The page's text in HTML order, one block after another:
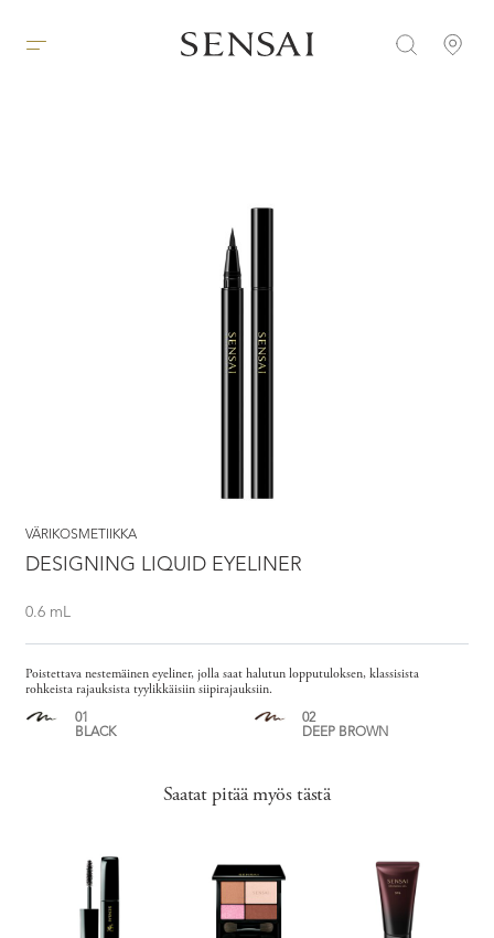
VÄRIKOSMETIIKKA
DESIGNING LIQUID EYELINER
0.6 mL
Poistettava nestemäinen eyeliner, jolla saat halutun lopputuloksen, klassisista
rohkeista rajauksista tyylikkäisiin siipirajauksiin.
01
BLACK
02
DEEP BROWN
Saatat pitää myös tästä